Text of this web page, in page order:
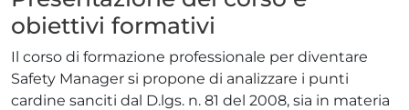
obiettivi formativi
Il corso di formazione professionale per diventare
Safety Manager si propone di analizzare i punti
cardine sanciti dal D.lgs. n. 81 del 2008, sia in materia